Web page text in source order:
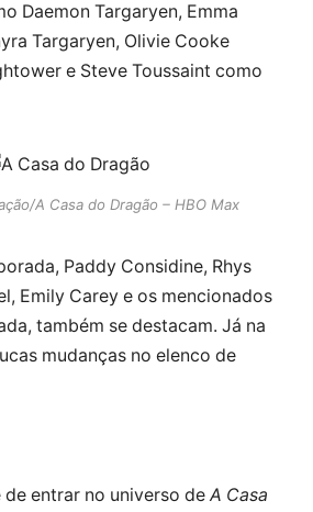
Daemon Targaryen, Emma
Targaryen, Olivie Cooke
e Steve Toussaint como
A Casa do Dragão – HBO Max
Paddy Considine, Rhys
Emily Carey e os mencionados
também se destacam. Já na
mudanças no elenco de
entrar no universo de A Casa